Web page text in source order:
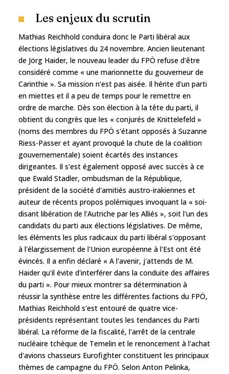
Les enjeux du scrutin
Mathias Reichhold conduira donc le Parti libéral aux
élections législatives du 24 novembre. Ancien lieutenant
de Jörg Haider, le nouveau leader du FPÖ refuse d'être
considéré comme « une marionnette du gouverneur de
Carinthie ». Sa mission n'est pas aisée. Il hérite d'un parti
en miettes et il a peu de temps pour le remettre en
ordre de marche. Dès son élection à la tête du parti, il
obtient du congrès que les « conjurés de Knittelefeld »
(noms des membres du FPÖ s'étant opposés à Suzanne
Riess-Passer et ayant provoqué la chute de la coalition
gouvernementale) soient écartés des instances
dirigeantes. Il s'est également opposé avec succès à ce
que Ewald Stadler, ombudsman de la République,
président de la société d'amitiés austro-irakiennes et
auteur de récents propos polémiques invoquant la « soi-
disant libération de l'Autriche par les Alliés », soit l'un des
candidats du parti aux élections législatives. De même,
les éléments les plus radicaux du parti libéral s'opposant
à l'élargissement de l'Union européenne à l'Est ont été
évincés. Il a enfin déclaré « A l'avenir, j'attends de M.
Haider qu'il évite d'interférer dans la conduite des affaires
du parti ». Pour mieux montrer sa détermination à
réussir la synthèse entre les différentes factions du FPÖ,
Mathias Reichhold s'est entouré de quatre vice-
présidents représentant toutes les tendances du Parti
libéral. La réforme de la fiscalité, l'arrêt de la centrale
nucléaire tchèque de Temelin et le renoncement à l'achat
d'avions chasseurs Eurofighter constituent les principaux
thèmes de campagne du FPÖ. Selon Anton Pelinka,